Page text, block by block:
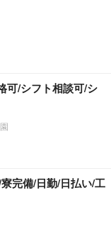
可/シフト相談可/シ
完備/日勤/日払い/工